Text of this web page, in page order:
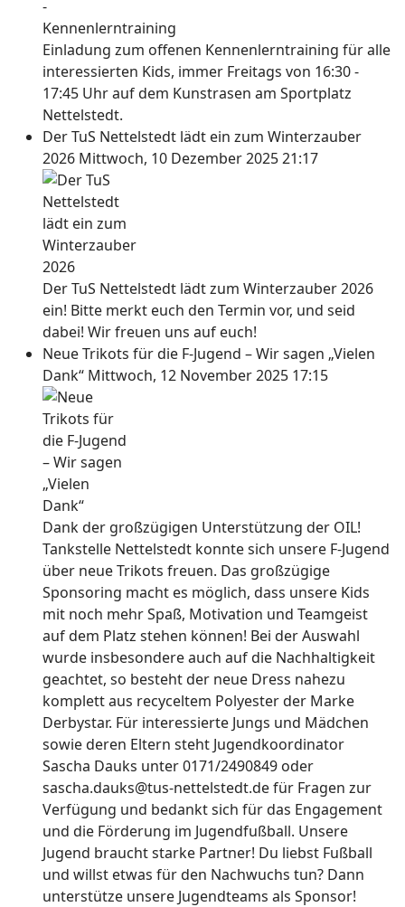
Einladung zum offenen Kennenlerntraining für alle
interessierten Kids, immer Freitags von 16:30 -
17:45 Uhr auf dem Kunstrasen am Sportplatz
Nettelstedt.
Der TuS Nettelstedt lädt ein zum Winterzauber
2026 Mittwoch, 10 Dezember 2025 21:17
Der TuS Nettelstedt lädt zum Winterzauber 2026
ein! Bitte merkt euch den Termin vor, und seid
dabei! Wir freuen uns auf euch!
Neue Trikots für die F-Jugend – Wir sagen „Vielen
Dank“ Mittwoch, 12 November 2025 17:15
Dank der großzügigen Unterstützung der OIL!
Tankstelle Nettelstedt konnte sich unsere F-Jugend
über neue Trikots freuen. Das großzügige
Sponsoring macht es möglich, dass unsere Kids
mit noch mehr Spaß, Motivation und Teamgeist
auf dem Platz stehen können! Bei der Auswahl
wurde insbesondere auch auf die Nachhaltigkeit
geachtet, so besteht der neue Dress nahezu
komplett aus recyceltem Polyester der Marke
Derbystar. Für interessierte Jungs und Mädchen
sowie deren Eltern steht Jugendkoordinator
Sascha Dauks unter 0171/2490849 oder
sascha.dauks@tus-nettelstedt.de für Fragen zur
Verfügung und bedankt sich für das Engagement
und die Förderung im Jugendfußball. Unsere
Jugend braucht starke Partner! Du liebst Fußball
und willst etwas für den Nachwuchs tun? Dann
unterstütze unsere Jugendteams als Sponsor!